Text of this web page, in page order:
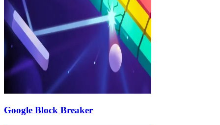
Google Block Breaker